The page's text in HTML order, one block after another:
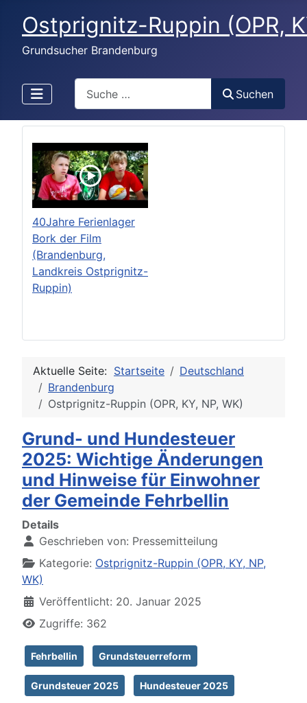
Ostprignitz-Ruppin (OPR,
Grundsucher Brandenburg
Suchen
40Jahre Ferienlager
Bork der Film
(Brandenburg,
Landkreis Ostprignitz-
Ruppin)
Aktuelle Seite: Startseite
Deutschland
Brandenburg
Ostprignitz-Ruppin (OPR, KY, NP, WK)
Grund- und Hundesteuer
2025: Wichtige Änderungen
und Hinweise für Einwohner
der Gemeinde Fehrbellin
Details
Geschrieben von: Pressemitteilung
Kategorie: Ostprignitz-Ruppin (OPR, KY, NP,
WK)
Veröffentlicht: 20. Januar 2025
Zugriffe: 362
Fehrbellin Grundsteuerreform
Grundsteuer 2025 Hundesteuer 2025